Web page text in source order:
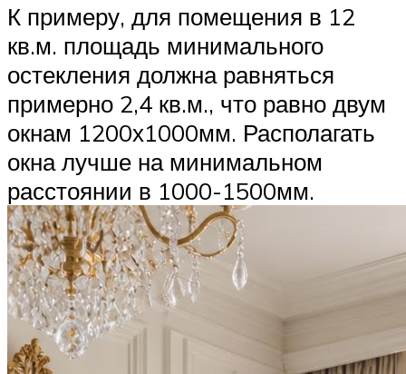
К примеру, для помещения в 12
кв.м. площадь минимального
остекления должна равняться
примерно 2,4 кв.м., что равно двум
окнам 1200х1000мм. Располагать
окна лучше на минимальном
расстоянии в 1000-1500мм.